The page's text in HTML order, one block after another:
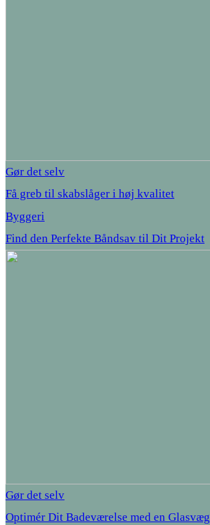
Gør det selv
Få greb til skabslåger i høj kvalitet
Byggeri
Find den Perfekte Båndsav til Dit Projekt
Gør det selv
Optimér Dit Badeværelse med en Glasvæg